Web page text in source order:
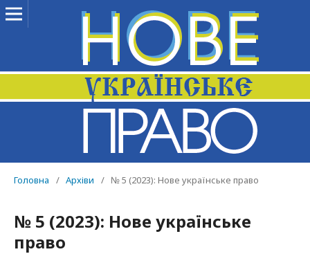
Головна / Архіви / № 5 (2023): Нове українське право
№ 5 (2023): Нове українське
право